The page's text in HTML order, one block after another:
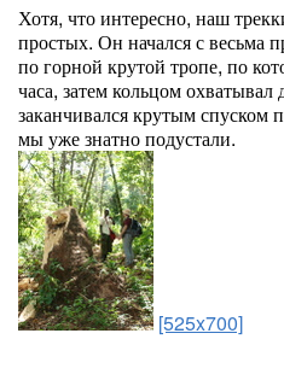
Хотя, что интересно, наш
простых. Он начался с весьма
по горной крутой тропе, по
часа, затем кольцом
заканчивался крутым
мы уже знатно подустали.
[525x700]